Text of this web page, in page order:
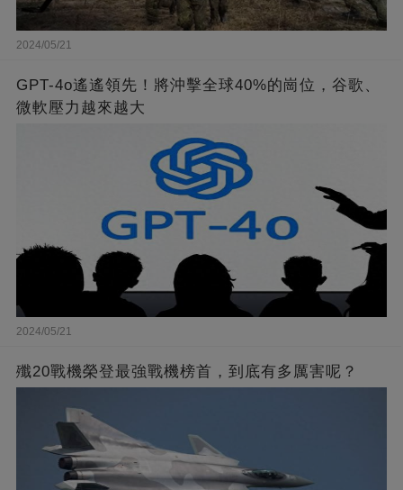
2024/05/21
GPT-4o遙遙領先！將沖擊全球40%的崗位，谷歌、
微軟壓力越來越大
2024/05/21
殲20戰機榮登最強戰機榜首，到底有多厲害呢？